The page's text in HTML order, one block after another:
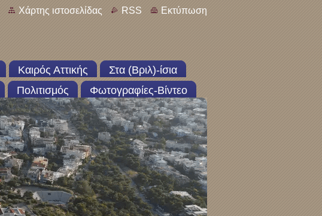
Χάρτης ιστοσελίδας RSS Εκτύπωση
Καιρός Αττικής
Στα (Βριλ)-ίσια
Πολιτισμός Φωτογραφίες-Βίντεο